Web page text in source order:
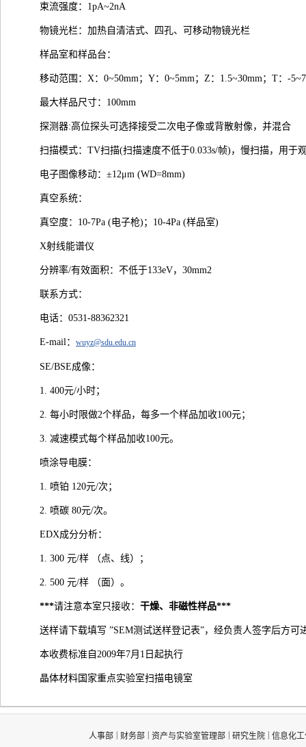
束流强度：1pA~2nA
物镜光栏：加热自清洁式、四孔、可移动物镜光栏
样品室和样品台：
移动范围：X：0~50mm；Y：0~5mm；Z：1.5~30mm；T：-
最大样品尺寸：100mm
探测器:高位探头可选择接受二次电子像或背散射像，并混合
扫描模式：TV扫描(扫描速度不低于0.033s/帧)，慢扫描，用于
电子图像移动：±12μm (WD=8mm)
真空系统：
真空度：10-7Pa (电子枪)；10-4Pa (样品室)
X射线能谱仪
分辨率/有效面积：不低于133eV，30mm2
联系方式：
电话：0531-88362321
E-mail： wuyz@sdu.edu.cn
SE/BSE成像：
1. 400元/小时；
2. 每小时限做2个样品，每多一个样品加收100元；
3. 减速模式每个样品加收100元。
喷涂导电膜：
1. 喷铂 120元/次；
2. 喷碳 80元/次。
EDX成分分析：
1. 300 元/样 （点、线）；
2. 500 元/样 （面）。
***请注意本室只接收： 干燥、非磁性样品***
送样请下载填写 ”SEM测试送样登记表”，经负责人签字后方可
本收费标准自2009年7月1日起执行
晶体材料国家重点实验室扫描电镜室
人事部 财务部 资产与实验室管理部 研究生院 信息化